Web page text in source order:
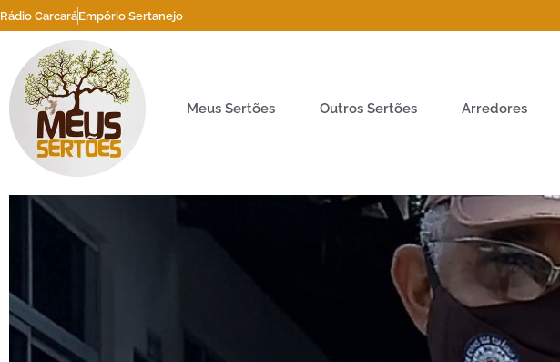
Rádio CarcaráEmpório Sertanejo
Meus Sertões Outros Sertões Arredores